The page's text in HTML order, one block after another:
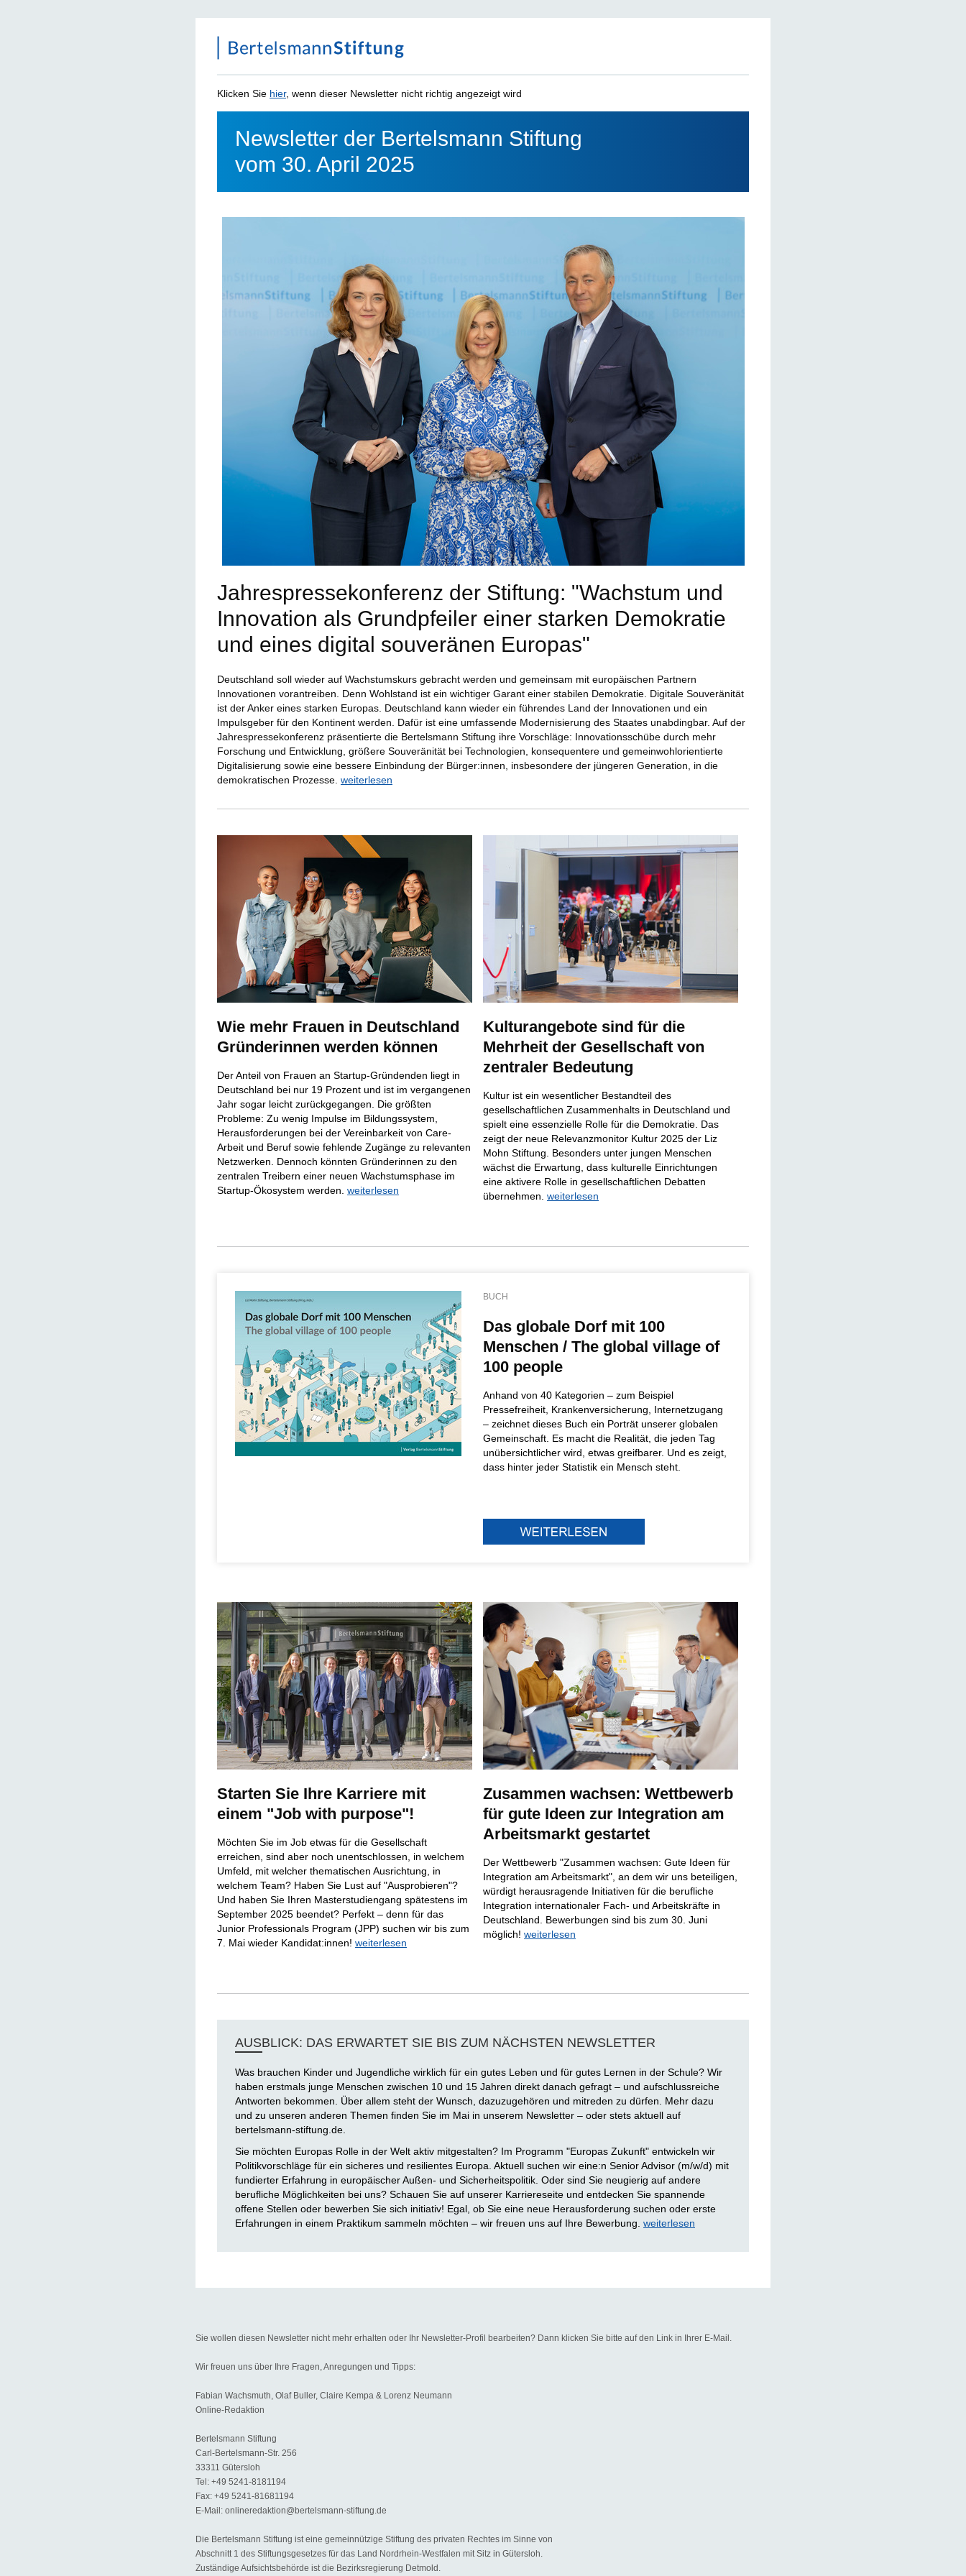
Klicken Sie hier, wenn dieser Newsletter nicht richtig angezeigt wird
Newsletter der Bertelsmann Stiftung
vom 30. April 2025
Jahrespressekonferenz der Stiftung: "Wachstum und
Innovation als Grundpfeiler einer starken Demokratie
und eines digital souveränen Europas"
Deutschland soll wieder auf Wachstumskurs gebracht werden und gemeinsam mit europäischen Partnern
Innovationen vorantreiben. Denn Wohlstand ist ein wichtiger Garant einer stabilen Demokratie. Digitale Souveränität
ist der Anker eines starken Europas. Deutschland kann wieder ein führendes Land der Innovationen und ein
Impulsgeber für den Kontinent werden. Dafür ist eine umfassende Modernisierung des Staates unabdingbar. Auf der
Jahrespressekonferenz präsentierte die Bertelsmann Stiftung ihre Vorschläge: Innovationsschübe durch mehr
Forschung und Entwicklung, größere Souveränität bei Technologien, konsequentere und gemeinwohlorientierte
Digitalisierung sowie eine bessere Einbindung der Bürger:innen, insbesondere der jüngeren Generation, in die
demokratischen Prozesse. weiterlesen
Wie mehr Frauen in Deutschland
Gründerinnen werden können
Der Anteil von Frauen an Startup-Gründenden liegt in
Deutschland bei nur 19 Prozent und ist im vergangenen
Jahr sogar leicht zurückgegangen. Die größten
Probleme: Zu wenig Impulse im Bildungssystem,
Herausforderungen bei der Vereinbarkeit von Care-
Arbeit und Beruf sowie fehlende Zugänge zu relevanten
Netzwerken. Dennoch könnten Gründerinnen zu den
zentralen Treibern einer neuen Wachstumsphase im
Startup-Ökosystem werden. weiterlesen
Kulturangebote sind für die
Mehrheit der Gesellschaft von
zentraler Bedeutung
Kultur ist ein wesentlicher Bestandteil des
gesellschaftlichen Zusammenhalts in Deutschland und
spielt eine essenzielle Rolle für die Demokratie. Das
zeigt der neue Relevanzmonitor Kultur 2025 der Liz
Mohn Stiftung. Besonders unter jungen Menschen
wächst die Erwartung, dass kulturelle Einrichtungen
eine aktivere Rolle in gesellschaftlichen Debatten
übernehmen. weiterlesen
BUCH
Das globale Dorf mit 100
Menschen / The global village of
100 people
Anhand von 40 Kategorien – zum Beispiel
Pressefreiheit, Krankenversicherung, Internetzugang
– zeichnet dieses Buch ein Porträt unserer globalen
Gemeinschaft. Es macht die Realität, die jeden Tag
unübersichtlicher wird, etwas greifbarer. Und es zeigt,
dass hinter jeder Statistik ein Mensch steht.
Starten Sie Ihre Karriere mit
einem "Job with purpose"!
Möchten Sie im Job etwas für die Gesellschaft
erreichen, sind aber noch unentschlossen, in welchem
Umfeld, mit welcher thematischen Ausrichtung, in
welchem Team? Haben Sie Lust auf "Ausprobieren"?
Und haben Sie Ihren Masterstudiengang spätestens im
September 2025 beendet? Perfekt – denn für das
Junior Professionals Program (JPP) suchen wir bis zum
7. Mai wieder Kandidat:innen! weiterlesen
Zusammen wachsen: Wettbewerb
für gute Ideen zur Integration am
Arbeitsmarkt gestartet
Der Wettbewerb "Zusammen wachsen: Gute Ideen für
Integration am Arbeitsmarkt", an dem wir uns beteiligen,
würdigt herausragende Initiativen für die berufliche
Integration internationaler Fach- und Arbeitskräfte in
Deutschland. Bewerbungen sind bis zum 30. Juni
möglich! weiterlesen
AUSBLICK: DAS ERWARTET SIE BIS ZUM NÄCHSTEN NEWSLETTER
Was brauchen Kinder und Jugendliche wirklich für ein gutes Leben und für gutes Lernen in der Schule? Wir
haben erstmals junge Menschen zwischen 10 und 15 Jahren direkt danach gefragt – und aufschlussreiche
Antworten bekommen. Über allem steht der Wunsch, dazuzugehören und mitreden zu dürfen. Mehr dazu
und zu unseren anderen Themen finden Sie im Mai in unserem Newsletter – oder stets aktuell auf
bertelsmann-stiftung.de.
Sie möchten Europas Rolle in der Welt aktiv mitgestalten? Im Programm "Europas Zukunft" entwickeln wir
Politikvorschläge für ein sicheres und resilientes Europa. Aktuell suchen wir eine:n Senior Advisor (m/w/d) mit
fundierter Erfahrung in europäischer Außen- und Sicherheitspolitik. Oder sind Sie neugierig auf andere
berufliche Möglichkeiten bei uns? Schauen Sie auf unserer Karriereseite und entdecken Sie spannende
offene Stellen oder bewerben Sie sich initiativ! Egal, ob Sie eine neue Herausforderung suchen oder erste
Erfahrungen in einem Praktikum sammeln möchten – wir freuen uns auf Ihre Bewerbung. weiterlesen
Sie wollen diesen Newsletter nicht mehr erhalten oder Ihr Newsletter-Profil bearbeiten? Dann klicken Sie bitte auf den Link in Ihrer E-Mail.
Wir freuen uns über Ihre Fragen, Anregungen und Tipps:
Fabian Wachsmuth, Olaf Buller, Claire Kempa & Lorenz Neumann
Online-Redaktion
Bertelsmann Stiftung
Carl-Bertelsmann-Str. 256
33311 Gütersloh
Tel: +49 5241-8181194
Fax: +49 5241-81681194
E-Mail: onlineredaktion@bertelsmann-stiftung.de
Die Bertelsmann Stiftung ist eine gemeinnützige Stiftung des privaten Rechtes im Sinne von
Abschnitt 1 des Stiftungsgesetzes für das Land Nordrhein-Westfalen mit Sitz in Gütersloh.
Zuständige Aufsichtsbehörde ist die Bezirksregierung Detmold.